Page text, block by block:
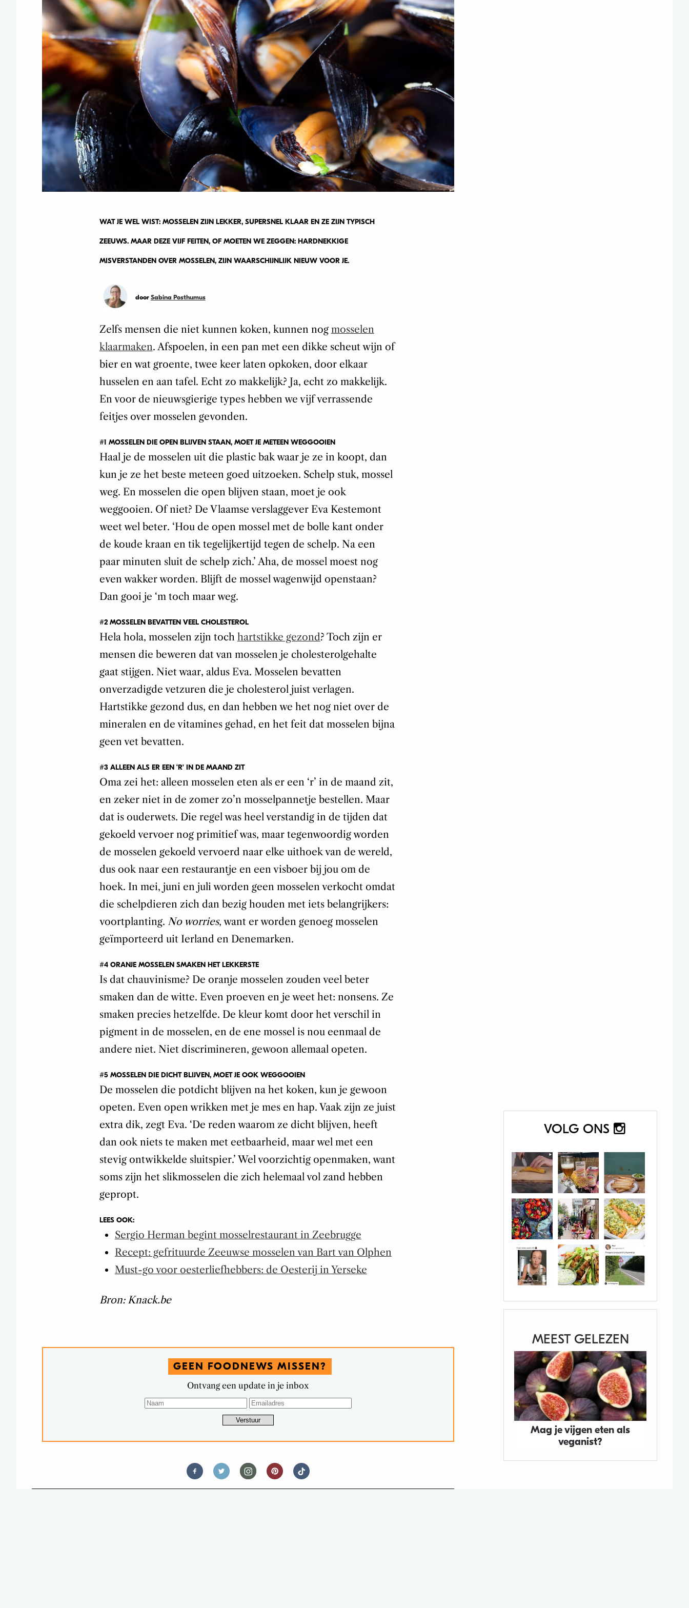
VOLG ONS
MEEST GELEZEN
Mag je vijgen eten als
veganist?
WAT JE WEL WIST: MOSSELEN ZIJN LEKKER, SUPERSNEL KLAAR EN ZE ZIJN TYPISCH
ZEEUWS. MAAR DEZE VIJF FEITEN, OF MOETEN WE ZEGGEN: HARDNEKKIGE
MISVERSTANDEN OVER MOSSELEN, ZIJN WAARSCHIJNLIJK NIEUW VOOR JE.
door Sabina Posthumus
Zelfs mensen die niet kunnen koken, kunnen nog mosselen
klaarmaken. Afspoelen, in een pan met een dikke scheut wijn of
bier en wat groente, twee keer laten opkoken, door elkaar
husselen en aan tafel. Echt zo makkelijk? Ja, echt zo makkelijk.
En voor de nieuwsgierige types hebben we vijf verrassende
feitjes over mosselen gevonden.
#1 MOSSELEN DIE OPEN BLIJVEN STAAN, MOET JE METEEN WEGGOOIEN
Haal je de mosselen uit die plastic bak waar je ze in koopt, dan
kun je ze het beste meteen goed uitzoeken. Schelp stuk, mossel
weg. En mosselen die open blijven staan, moet je ook
weggooien. Of niet? De Vlaamse verslaggever Eva Kestemont
weet wel beter. ‘Hou de open mossel met de bolle kant onder
de koude kraan en tik tegelijkertijd tegen de schelp. Na een
paar minuten sluit de schelp zich.’ Aha, de mossel moest nog
even wakker worden. Blijft de mossel wagenwijd openstaan?
Dan gooi je ‘m toch maar weg.
#2 MOSSELEN BEVATTEN VEEL CHOLESTEROL
Hela hola, mosselen zijn toch hartstikke gezond? Toch zijn er
mensen die beweren dat van mosselen je cholesterolgehalte
gaat stijgen. Niet waar, aldus Eva. Mosselen bevatten
onverzadigde vetzuren die je cholesterol juist verlagen.
Hartstikke gezond dus, en dan hebben we het nog niet over de
mineralen en de vitamines gehad, en het feit dat mosselen bijna
geen vet bevatten.
#3 ALLEEN ALS ER EEN ‘R’ IN DE MAAND ZIT
Oma zei het: alleen mosselen eten als er een ‘r’ in de maand zit,
en zeker niet in de zomer zo’n mosselpannetje bestellen. Maar
dat is ouderwets. Die regel was heel verstandig in de tijden dat
gekoeld vervoer nog primitief was, maar tegenwoordig worden
de mosselen gekoeld vervoerd naar elke uithoek van de wereld,
dus ook naar een restaurantje en een visboer bij jou om de
hoek. In mei, juni en juli worden geen mosselen verkocht omdat
die schelpdieren zich dan bezig houden met iets belangrijkers:
voortplanting. No worries, want er worden genoeg mosselen
geïmporteerd uit Ierland en Denemarken.
#4 ORANJE MOSSELEN SMAKEN HET LEKKERSTE
Is dat chauvinisme? De oranje mosselen zouden veel beter
smaken dan de witte. Even proeven en je weet het: nonsens. Ze
smaken precies hetzelfde. De kleur komt door het verschil in
pigment in de mosselen, en de ene mossel is nou eenmaal de
andere niet. Niet discrimineren, gewoon allemaal opeten.
#5 MOSSELEN DIE DICHT BLIJVEN, MOET JE OOK WEGGOOIEN
De mosselen die potdicht blijven na het koken, kun je gewoon
opeten. Even open wrikken met je mes en hap. Vaak zijn ze juist
extra dik, zegt Eva. ‘De reden waarom ze dicht blijven, heeft
dan ook niets te maken met eetbaarheid, maar wel met een
stevig ontwikkelde sluitspier.’ Wel voorzichtig openmaken, want
soms zijn het slikmosselen die zich helemaal vol zand hebben
gepropt.
LEES OOK:
Sergio Herman begint mosselrestaurant in Zeebrugge
Recept: gefrituurde Zeeuwse mosselen van Bart van Olphen
Must-go voor oesterliefhebbers: de Oesterij in Yerseke
Bron: Knack.be
GEEN FOODNEWS MISSEN?
Ontvang een update in je inbox